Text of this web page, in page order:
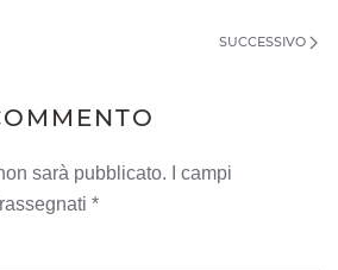
SUCCESSIVO
sarà pubblicato. I campi
*